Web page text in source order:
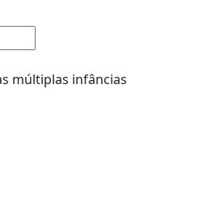
múltiplas infâncias